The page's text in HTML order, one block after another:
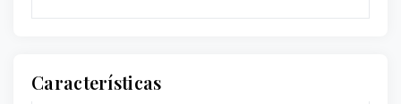
Características